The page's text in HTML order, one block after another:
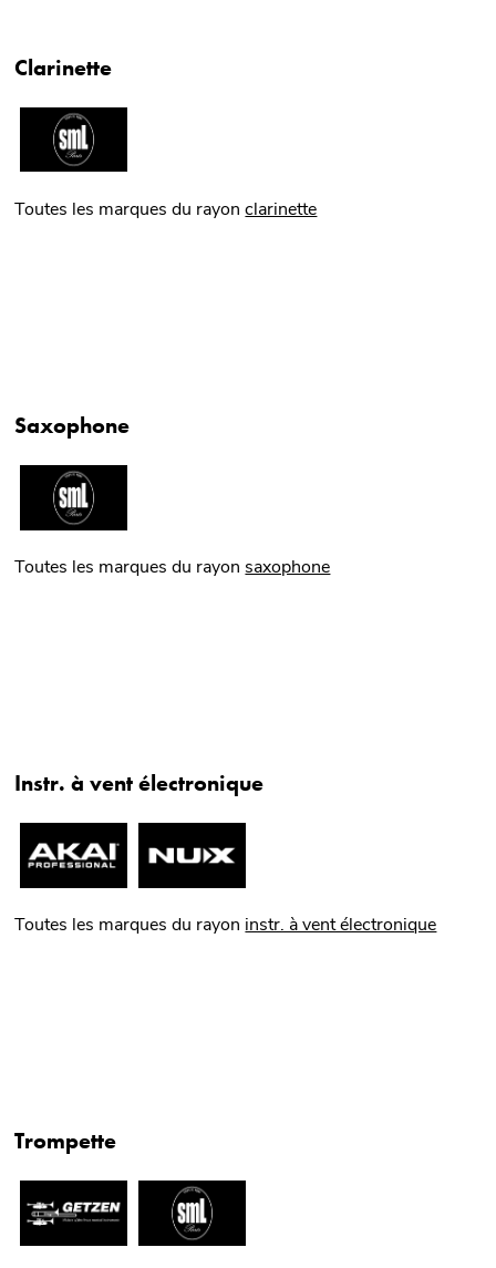
Clarinette
Toutes les marques du rayonclarinette
Saxophone
Toutes les marques du rayonsaxophone
Instr. à vent électronique
Toutes les marques du rayon instr. à vent électronique
Trompette